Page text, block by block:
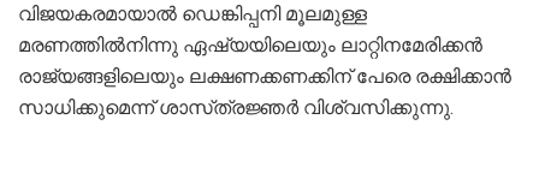
വിജയകരമായാൽ ഡെങ്കിപ്പനി മൂലമുള്ള
മരണത്തിൽനിന്നു ഏഷ്യയിലെയും ലാറ്റിനമേരിക്കൻ
രാജ്യങ്ങളിലെയും ലക്ഷണക്കണക്കിന്‌ പേരെ രക്ഷിക്കാൻ
സാധിക്കുമെന്ന്‌ ശാസ്‌ത്രജ്ഞർ വിശ്വസിക്കുന്നു.